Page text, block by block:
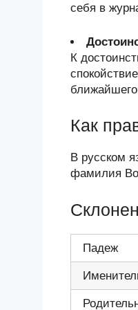
себя в
К
Как
В русском
фамилия
Падеж